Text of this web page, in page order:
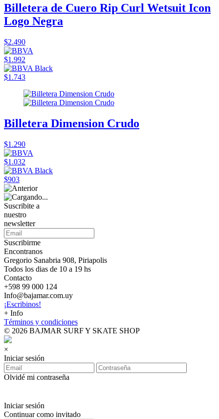
Billetera de Cuero Rip Curl Wetsuit Icon
Logo Negra
$2.490
$1.992
$1.743
Billetera Dimension Crudo
$1.290
$1.032
$903
Suscribite a
nuestro
newsletter
Suscribirme
Encontranos
Gregorio Sanabria 908, Piriapolis
Todos los dias de 10 a 19 hs
Contacto
+598 99 000 124
Info@bajamar.com.uy
¡Escribinos!
+ Info
Términos y condiciones
© 2026 BAJMAR SURF Y SKATE SHOP
×
Iniciar sesión
Olvidé mi contraseña
Iniciar sesión
Continuar como invitado